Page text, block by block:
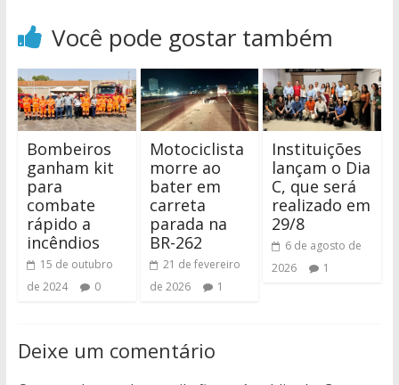
Você pode gostar também
Bombeiros
ganham kit
para
combate
rápido a
incêndios
15 de outubro
de 2024
0
Motociclista
morre ao
bater em
carreta
parada na
BR-262
21 de fevereiro
de 2026
1
Instituições
lançam o Dia
C, que será
realizado em
29/8
6 de agosto de
2026
1
Deixe um comentário